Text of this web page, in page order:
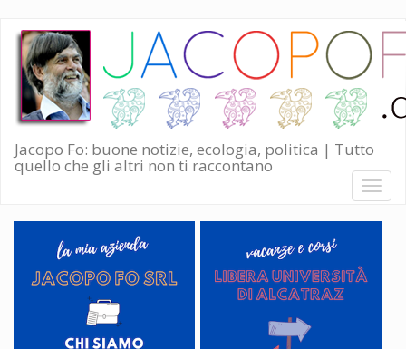
Salta
contenuto
principale
Jacopo Fo: buone notizie, ecologia, politica | Tutto
quello che gli altri non ti raccontano
Toggle